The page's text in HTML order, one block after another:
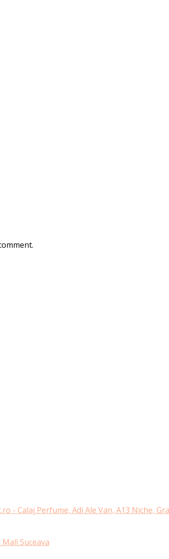
Calaj Perfume, Adi Ale Van, A13 Niche,
Suceava